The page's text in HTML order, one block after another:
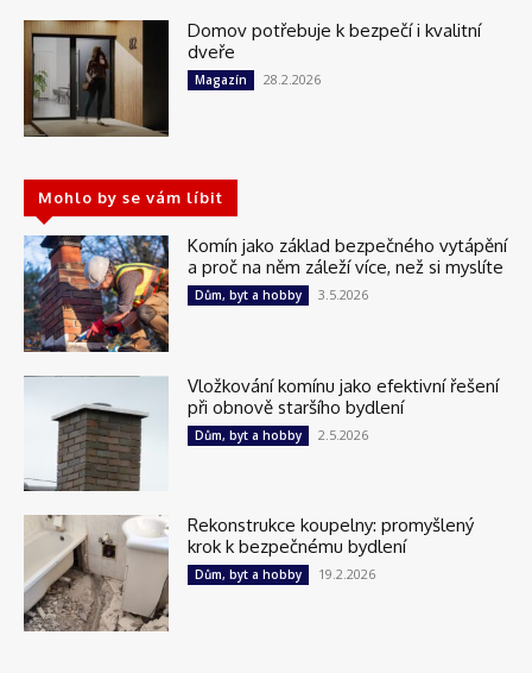
Domov potřebuje k bezpečí i kvalitní
dveře
Magazín 28.2.2026
Mohlo by se vám líbit
Komín jako základ bezpečného vytápění
a proč na něm záleží více, než si myslíte
Dům, byt a hobby 3.5.2026
Vložkování komínu jako efektivní řešení
při obnově staršího bydlení
Dům, byt a hobby 2.5.2026
Rekonstrukce koupelny: promyšlený
krok k bezpečnému bydlení
Dům, byt a hobby 19.2.2026